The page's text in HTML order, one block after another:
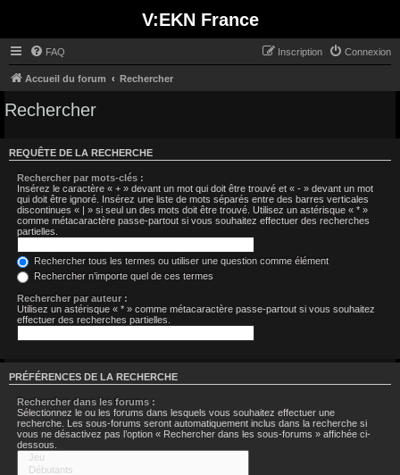
V:EKN France
FAQ Connexion
Inscription
Accueil du forum Rechercher
Rechercher
REQUÊTE DE LA RECHERCHE
Rechercher par mots-clés :
Insérez le caractère « + » devant un mot qui doit être trouvé et « - » devant un mot
qui doit être ignoré. Insérez une liste de mots séparés entre des barres verticales
discontinues « | » si seul un des mots doit être trouvé. Utilisez un astérisque « * »
comme métacaractère passe-partout si vous souhaitez effectuer des recherches
partielles.
Rechercher tous les termes ou utiliser une question comme élément
Rechercher n’importe quel de ces termes
Rechercher par auteur :
Utilisez un astérisque « * » comme métacaractère passe-partout si vous souhaitez
effectuer des recherches partielles.
PRÉFÉRENCES DE LA RECHERCHE
Rechercher dans les forums :
Sélectionnez le ou les forums dans lesquels vous souhaitez effectuer une
recherche. Les sous-forums seront automatiquement inclus dans la recherche si
vous ne désactivez pas l’option « Rechercher dans les sous-forums » affichée ci-
dessous.